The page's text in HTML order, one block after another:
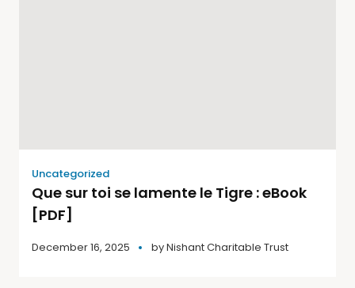
Uncategorized
Que sur toi se lamente le Tigre : eBook
[PDF]
December 16, 2025 byNishant Charitable Trust